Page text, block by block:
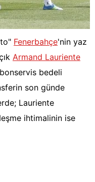
Fenerbahçe'nin yaz
Armand Lauriente
bedeli
son günde
Lauriente
ihtimalinin ise